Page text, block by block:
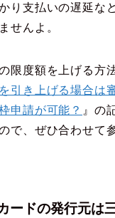
り支払いの遅延な
せんよ。
限度額を上げる方
引き上げる場合は
申請が可能？ 』の
で、ぜひ合わせて
ドの発行元は